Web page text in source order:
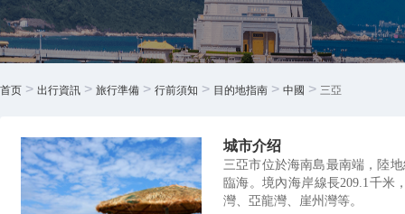
首页 > 出行資訊 > 旅行準備 > 行前須知 > 目的地指南 > 中國 > 三亞
城市介绍
三亞市位於海南島最南端，陸
臨海。境內海岸線長209.1千米
灣、亞龍灣、崖州灣等。